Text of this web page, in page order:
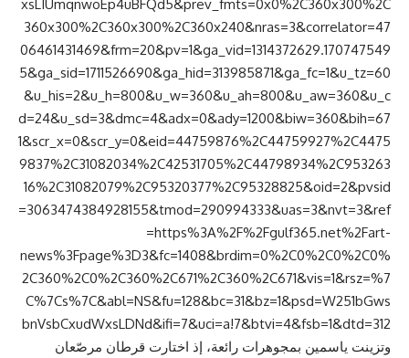
xsLIUmqnwoEp4uBFQd5&prev_fmts=0x0%2C360x300%2C
360x300%2C360x300%2C360x240&nras=3&correlator=47
06461431469&frm=20&pv=1&ga_vid=1314372629.170747549
5&ga_sid=1711526690&ga_hid=313985871&ga_fc=1&u_tz=60
&u_his=2&u_h=800&u_w=360&u_ah=800&u_aw=360&u_c
d=24&u_sd=3&dmc=4&adx=0&ady=1200&biw=360&bih=67
1&scr_x=0&scr_y=0&eid=44759876%2C44759927%2C4475
9837%2C31082034%2C42531705%2C44798934%2C953263
16%2C31082079%2C95320377%2C95328825&oid=2&pvsid
=3063474384928155&tmod=290994333&uas=3&nvt=3&ref
=https%3A%2F%2Fgulf365.net%2Fart-
news%3Fpage%3D3&fc=1408&brdim=0%2C0%2C0%2C0%
2C360%2C0%2C360%2C671%2C360%2C671&vis=1&rsz=%7
C%7Cs%7C&abl=NS&fu=128&bc=31&bz=1&psd=W251bGws
bnVsbCxudWxsLDNd&ifi=7&uci=a!7&btvi=4&fsb=1&dtd=312
وتزينت ياسمين بمجوهرات رائعة، إذ اختارت قرطان مرصّعان